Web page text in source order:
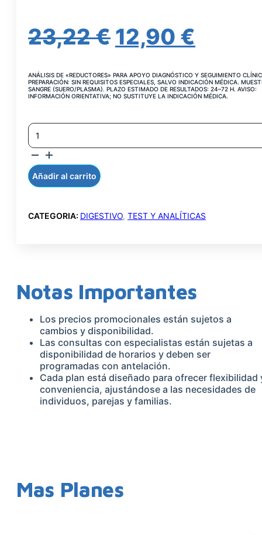
23,22€ EL
ORIGINAL
23,22 €.
12,90 €
12,90
ANÁLISIS DE «REDUCTORES» PARA APOYO DIAGNÓSTICO Y SEGUIMIENTO
PREPARACIÓN: SIN REQUISITOS ESPECIALES, SALVO INDICACIÓN MÉDICA.
SANGRE (SUERO/PLASMA). PLAZO ESTIMADO DE RESULTADOS: 24–72 H. AVISO:
INFORMACIÓN ORIENTATIVA; NO SUSTITUYE LA INDICACIÓN MÉDICA.
CUERPOS
REDUCTORES
EN
HECES
CANTIDAD
Añadir al carrito
CATEGORIA: DIGESTIVO, TEST Y ANALÍTICAS
Notas Importantes
Los precios promocionales están sujetos a
cambios y disponibilidad.
Las consultas con especialistas están sujetas a
disponibilidad de horarios y deben ser
programadas con antelación.
Cada plan está diseñado para ofrecer flexibilidad
conveniencia, ajustándose a las necesidades de
individuos, parejas y familias.
Mas Planes